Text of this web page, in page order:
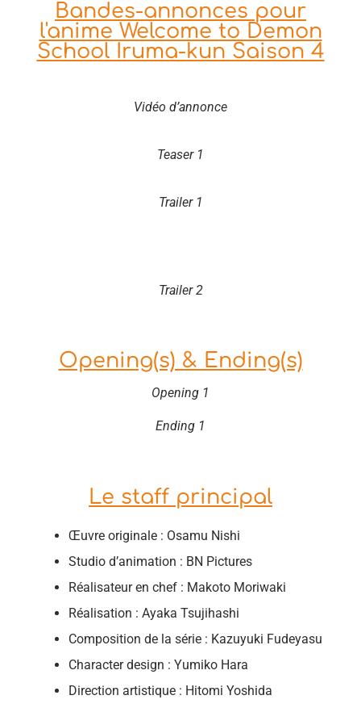
Bandes-annonces pour
l'anime Welcome to Demon
School Iruma-kun Saison 4
Vidéo d’annonce
Teaser 1
Trailer 1
Trailer 2
Opening(s) & Ending(s)
Opening 1
Ending 1
Le staff principal
Œuvre originale : Osamu Nishi
Studio d’animation : BN Pictures
Réalisateur en chef : Makoto Moriwaki
Réalisation : Ayaka Tsujihashi
Composition de la série : Kazuyuki Fudeyasu
Character design : Yumiko Hara
Direction artistique : Hitomi Yoshida